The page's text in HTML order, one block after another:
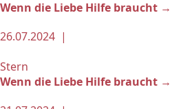
Wenn die Liebe Hilfe braucht →
26.07.2024 |
Stern
Wenn die Liebe Hilfe braucht →